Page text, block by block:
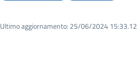
Ultimo aggiornamento: 25/06/2024 15:33.12